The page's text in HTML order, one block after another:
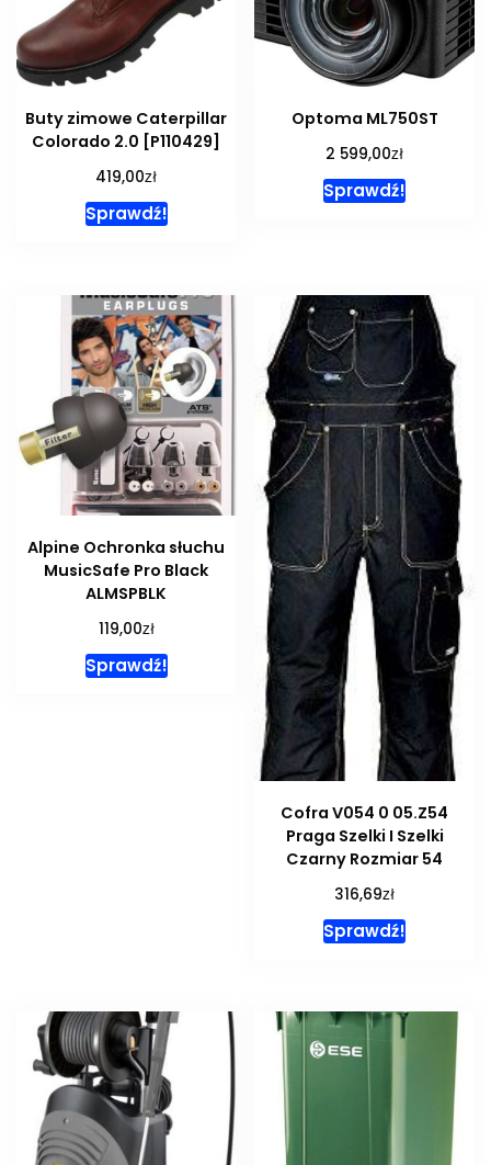
Buty zimowe Caterpillar
Colorado 2.0 [P110429]
419,00zł
Sprawdź!
Optoma ML750ST
2 599,00zł
Sprawdź!
Alpine Ochronka słuchu
MusicSafe Pro Black
ALMSPBLK
119,00zł
Sprawdź!
Cofra V054 0 05.Z54
Praga Szelki I Szelki
Czarny Rozmiar 54
316,69zł
Sprawdź!